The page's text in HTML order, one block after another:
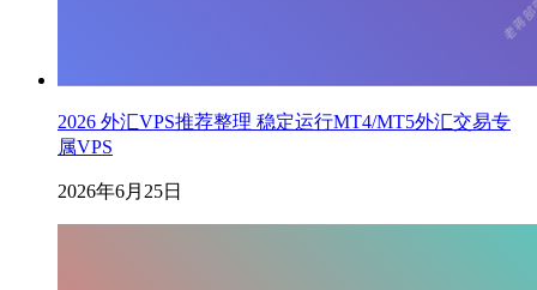
2026 外汇VPS推荐整理 稳定运行MT4/MT5外汇交易专
属VPS
2026年6月25日